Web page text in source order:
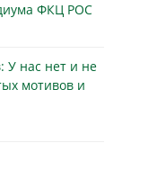
ФКЦ РОС
У нас нет и не
мотивов и